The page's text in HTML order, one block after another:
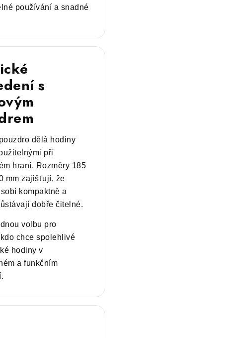
používání a snadné
s
dělá hodiny
při
hraní. Rozměry 185
mm zajišťují, že
kompaktně a
dobře čitelné.
volbu pro
chce spolehlivé
hodiny v
a funkčním